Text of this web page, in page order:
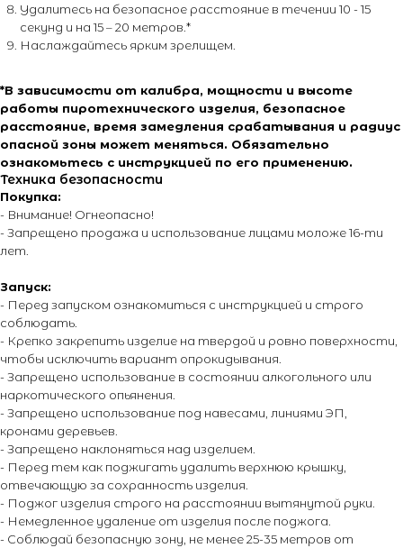
Удалитесь на безопасное расстояние в течении 10 - 15
секунд и на 15 – 20 метров.*
Наслаждайтесь ярким зрелищем.
*В зависимости от калибра, мощности и высоте
работы пиротехнического изделия, безопасное
расстояние, время замедления срабатывания и радиус
опасной зоны может меняться. Обязательно
ознакомьтесь с инструкцией по его применению.
Техника безопасности
Покупка:
- Внимание! Огнеопасно!
- Запрещено продажа и использование лицами моложе 16-ти
лет.
Запуск:
- Перед запуском ознакомиться с инструкцией и строго
соблюдать.
- Крепко закрепить изделие на твердой и ровно поверхности,
чтобы исключить вариант опрокидывания.
- Запрещено использование в состоянии алкогольного или
наркотического опьянения.
- Запрещено использование под навесами, линиями ЭП,
кронами деревьев.
- Запрещено наклоняться над изделием.
- Перед тем как поджигать удалить верхнюю крышку,
отвечающую за сохранность изделия.
- Поджог изделия строго на расстоянии вытянутой руки.
- Немедленное удаление от изделия после поджога.
- Соблюдай безопасную зону, не менее 25-35 метров от
О магазине
Контакты
Поставщики
Новости
Покупателям
Оплата и доставка
+7 (495) 795-50-50
Адрес офиса:
г. Москва, ул. Тимирязевская, д. 2/3
© 2014 - 2026 PIROMANIAC.COM | Интернет-магазин
пиротехники. Продажа пиротехнической продукции осуществляется
только лицам достигшим 16 лет! Обращаем Ваше внимание на то,
что вся информация, размещенная на настоящем интернет-сайте,
носит исключительно информационный характер и ни при каких
условиях не являются публичной офертой, определяемой
Виды салютов
Оставить отзыв
Энциклопедия от А до Я